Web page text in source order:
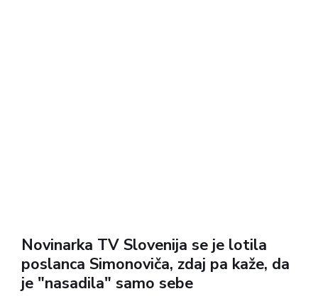
Novinarka TV Slovenija se je lotila
poslanca Simonoviča, zdaj pa kaže, da
je "nasadila" samo sebe